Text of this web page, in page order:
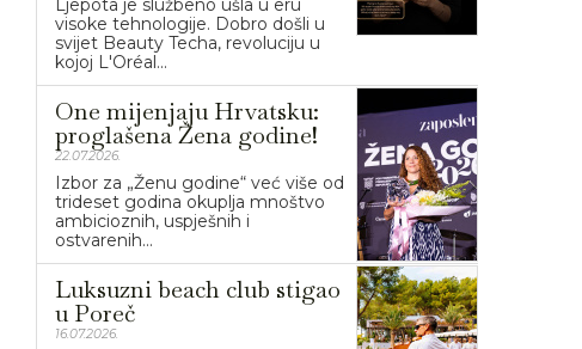
Ljepota je službeno ušla u eru
visoke tehnologije. Dobro došli u
svijet Beauty Techa, revoluciju u
kojoj L'Oréal...
One mijenjaju Hrvatsku:
proglašena Žena godine!
22.07.2026.
Izbor za „Ženu godine“ već više od
trideset godina okuplja mnoštvo
ambicioznih, uspješnih i
ostvarenih...
Luksuzni beach club stigao
u Poreč
16.07.2026.